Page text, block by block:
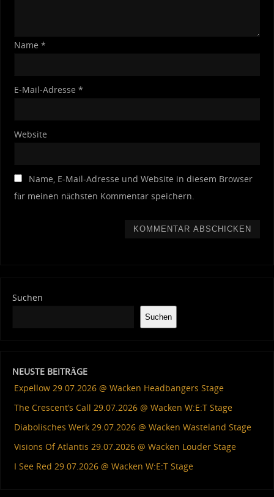
Name *
E-Mail-Adresse *
Website
Name, E-Mail-Adresse und Website in diesem Browser
für meinen nächsten Kommentar speichern.
Suchen
Suchen
NEUSTE BEITRÄGE
Expellow 29.07.2026 @ Wacken Headbangers Stage
The Crescent’s Call 29.07.2026 @ Wacken W:E:T Stage
Diabolisches Werk 29.07.2026 @ Wacken Wasteland Stage
Visions Of Atlantis 29.07.2026 @ Wacken Louder Stage
I See Red 29.07.2026 @ Wacken W:E:T Stage